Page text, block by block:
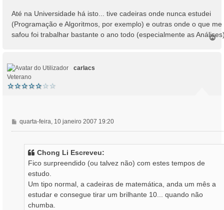
Até na Universidade há isto... tive cadeiras onde nunca estudei
(Programação e Algoritmos, por exemplo) e outras onde o que me
safou foi trabalhar bastante o ano todo (especialmente as
T
carlacs
Veterano
M
e
quarta-feira, 10 janeiro 2007 19:20
Chong Li Escreveu:
Fico surpreendido (ou talvez não) com estes tempos de
estudo.
Um tipo normal, a cadeiras de matemática, anda um mês a
estudar e consegue tirar um brilhante 10... quando não
chumba.